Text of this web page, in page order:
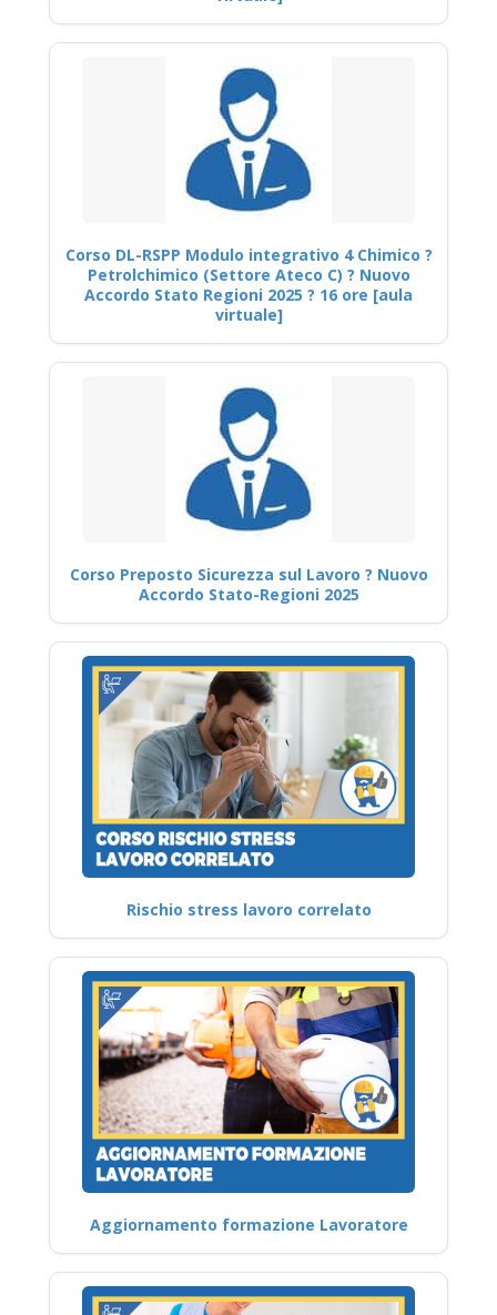
Corso DL-RSPP Modulo integrativo 4 Chimico ?
Petrolchimico (Settore Ateco C) ? Nuovo
Accordo Stato Regioni 2025 ? 16 ore [aula
virtuale]
Corso Preposto Sicurezza sul Lavoro ? Nuovo
Accordo Stato-Regioni 2025
Rischio stress lavoro correlato
Aggiornamento formazione Lavoratore